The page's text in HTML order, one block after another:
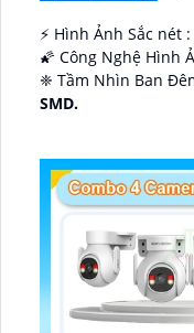
️⚡ Hình Ảnh Sắc nét :
SMD.